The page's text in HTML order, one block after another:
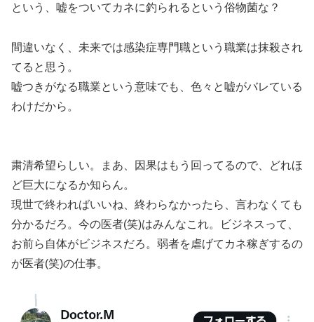
という、嘘をついてカネに釣られるという俗物菌な？
間違いなく、未来では感染症専門職という職業は抹殺され
てると思う。
嘘つきがなる職業という意味でも、色々と嘘がバレている
わけだから。
粛清希望らしい。まあ、因果はもう回ってるので、どれほ
ど巨大になるか知らん。
現世で終わればいいね、終わらなかったら、言わなくても
分かるだろ。今の医者(笑)はみんなこれ。ビジネスって、
お前ら自体がビジネスだろ。弱者を虐げてカネ稼ぎするの
が医者(笑)の仕事。